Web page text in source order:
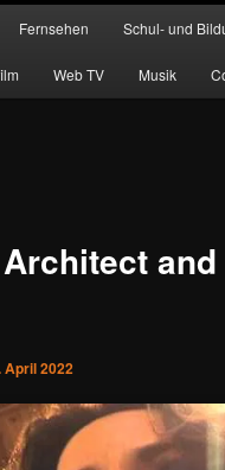
Fernsehen Schul- und
Web TV Musik
and
April 2022